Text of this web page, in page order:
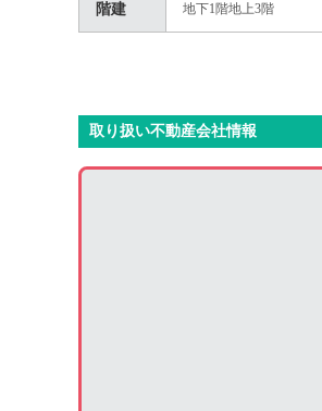
階建 地下1階地上3階
取り扱い不動産会社情報